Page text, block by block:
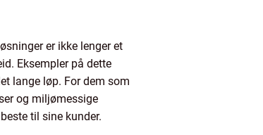
er ikke lenger et
Eksempler på dette
lange løp. For dem som
og miljømessige
til sine kunder.